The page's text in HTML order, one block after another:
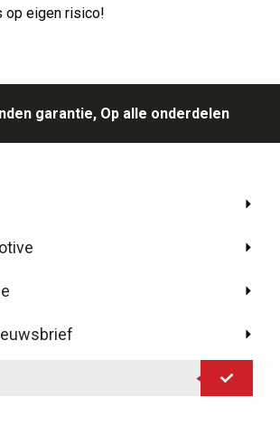
op eigen risico!
garantie, Op alle onderdelen